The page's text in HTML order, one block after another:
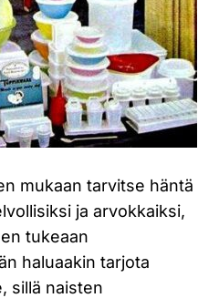
mukaan tarvitse häntä
ja arvokkaiksi,
tukeaan
haluaakin tarjota
sillä naisten